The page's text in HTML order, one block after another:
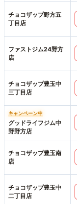
チョコザップ野方五
丁目店
ファストジム24野方
店
チョコザップ豊玉中
三丁目店
キャンペーン中
グッドライフジム中
野野方店
チョコザップ豊玉南
店
チョコザップ豊玉中
二丁目店